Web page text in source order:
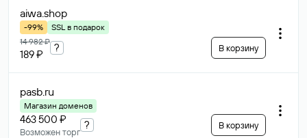
aiwa.shop
-99%
SSL в подарок
14 982 ₽
189 ₽
? В корзину
pasb.ru
Магазин доменов
463 500 ₽
Возможен торг
? В корзину